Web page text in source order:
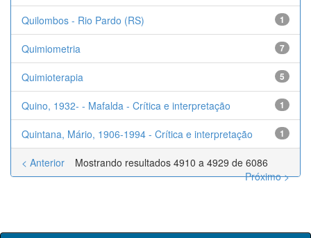
Quilombos - Rio Pardo (RS) 1
Quimiometria 7
Quimioterapia 5
Quino, 1932- - Mafalda - Crítica e interpretação 1
Quintana, Mário, 1906-1994 - Crítica e interpretação 1
Mostrando resultados 4910 a 4929 de 6086
< Anterior
Próximo >